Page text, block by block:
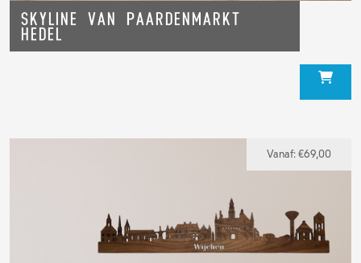
Skyline van Paardenmarkt
Hedel
Vanaf: €69,00